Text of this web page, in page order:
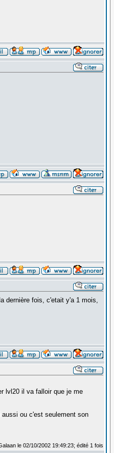
dernière fois, c'etait y'a 1 mois,
lvl20 il va falloir que je me
ou c'est seulement son
le 02/10/2002 19:49:23; édité 1 fois